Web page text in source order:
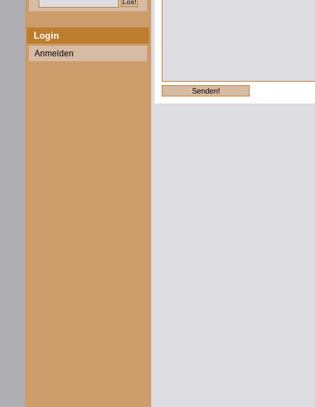
Login
Anmelden